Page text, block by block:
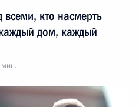
кто насмерть
дом, каждый